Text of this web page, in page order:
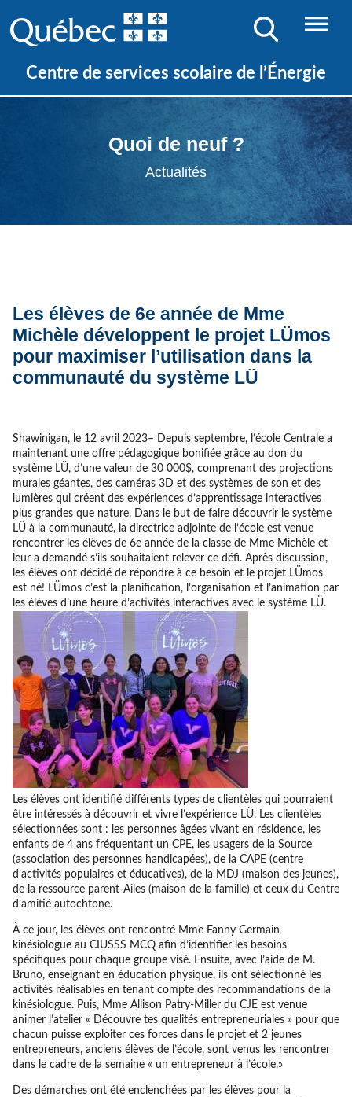
Centre de services scolaire de l’Énergie
Quoi de neuf ?
Actualités
Les élèves de 6e année de Mme
Michèle développent le projet LÜmos
pour maximiser l’utilisation dans la
communauté du système LÜ
Shawinigan, le 12 avril 2023– Depuis septembre, l’école Centrale a
maintenant une offre pédagogique bonifiée grâce au don du
système LÜ, d’une valeur de 30 000$, comprenant des projections
murales géantes, des caméras 3D et des systèmes de son et des
lumières qui créent des expériences d’apprentissage interactives
plus grandes que nature. Dans le but de faire découvrir le système
LÜ à la communauté, la directrice adjointe de l’école est venue
rencontrer les élèves de 6e année de la classe de Mme Michèle et
leur a demandé s’ils souhaitaient relever ce défi. Après discussion,
les élèves ont décidé de répondre à ce besoin et le projet LÜmos
est né! LÜmos c’est la planification, l’organisation et l’animation par
les élèves d’une heure d’activités interactives avec le système LÜ.
Les élèves ont identifié différents types de clientèles qui pourraient
être intéressés à découvrir et vivre l’expérience LÜ. Les clientèles
sélectionnées sont : les personnes âgées vivant en résidence, les
enfants de 4 ans fréquentant un CPE, les usagers de la Source
(association des personnes handicapées), de la CAPE (centre
d’activités populaires et éducatives), de la MDJ (maison des jeunes),
de la ressource parent-Ailes (maison de la famille) et ceux du Centre
d’amitié autochtone.
À ce jour, les élèves ont rencontré Mme Fanny Germain
kinésiologue au CIUSSS MCQ afin d’identifier les besoins
spécifiques pour chaque groupe visé. Ensuite, avec l’aide de M.
Bruno, enseignant en éducation physique, ils ont sélectionné les
activités réalisables en tenant compte des recommandations de la
kinésiologue. Puis, Mme Allison Patry-Miller du CJE est venue
animer l’atelier « Découvre tes qualités entrepreneuriales » pour que
chacun puisse exploiter ces forces dans le projet et 2 jeunes
entrepreneurs, anciens élèves de l’école, sont venus les rencontrer
dans le cadre de la semaine « un entrepreneur à l’école.»
Des démarches ont été enclenchées par les élèves pour la